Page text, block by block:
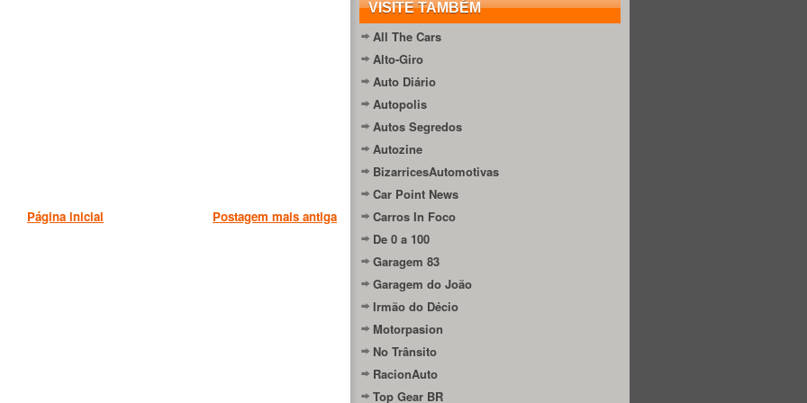
Postagem mais antiga
Página inicial
VISITE TAMBÉM
All The Cars
Alto-Giro
Auto Diário
Autopolis
Autos Segredos
Autozine
BizarricesAutomotivas
Car Point News
Carros In Foco
De 0 a 100
Garagem 83
Garagem do João
Irmão do Décio
Motorpasion
No Trânsito
RacionAuto
Top Gear BR